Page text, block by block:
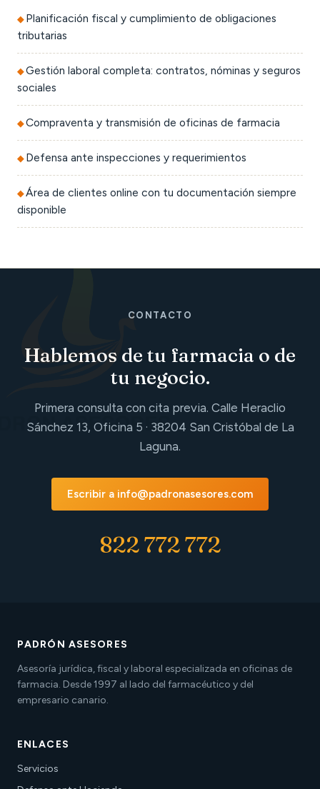
Planificación fiscal y cumplimiento de obligaciones
tributarias
Gestión laboral completa: contratos, nóminas y seguros
sociales
Compraventa y transmisión de oficinas de farmacia
Defensa ante inspecciones y requerimientos
Área de clientes online con tu documentación siempre
disponible
CONTACTO
Hablemos de tu farmacia o de
tu negocio.
Primera consulta con cita previa. Calle Heraclio
Sánchez 13, Oficina 5 · 38204 San Cristóbal de La
Laguna.
Escribir a info@padronasesores.com
822 772 772
PADRÓN ASESORES
Asesoría jurídica, fiscal y laboral especializada en oficinas de
farmacia. Desde 1997 al lado del farmacéutico y del
empresario canario.
ENLACES
Servicios